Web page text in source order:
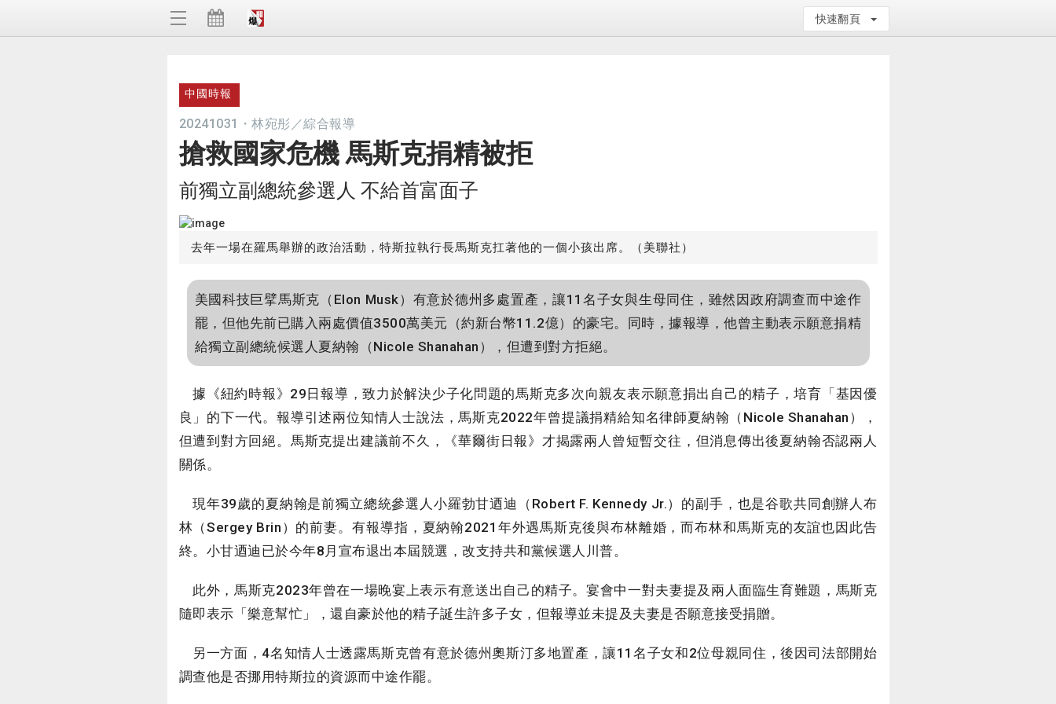
快速翻頁
中國時報
20241031 ・ 林宛彤／綜合報導
搶救國家危機 馬斯克捐精被拒
前獨立副總統參選人 不給首富面子
去年一場在羅馬舉辦的政治活動，特斯拉執行長馬斯克扛著他的一個小孩出席。（美聯社）
美國科技巨擘馬斯克（Elon Musk）有意於德州多處置產，讓11名子女與生母同住，雖然因政府調查而中途作
罷，但他先前已購入兩處價值3500萬美元（約新台幣11.2億）的豪宅。同時，據報導，他曾主動表示願意捐精
給獨立副總統候選人夏納翰（Nicole Shanahan），但遭到對方拒絕。
據《紐約時報》29日報導，致力於解決少子化問題的馬斯克多次向親友表示願意捐出自己的精子，培育「基因優
良」的下一代。報導引述兩位知情人士說法，馬斯克2022年曾提議捐精給知名律師夏納翰（Nicole Shanahan），
但遭到對方回絕。馬斯克提出建議前不久，《華爾街日報》才揭露兩人曾短暫交往，但消息傳出後夏納翰否認兩人
關係。
現年39歲的夏納翰是前獨立總統參選人小羅勃甘迺迪（Robert F. Kennedy Jr.）的副手，也是谷歌共同創辦人布
林（Sergey Brin）的前妻。有報導指，夏納翰2021年外遇馬斯克後與布林離婚，而布林和馬斯克的友誼也因此告
終。小甘迺迪已於今年8月宣布退出本屆競選，改支持共和黨候選人川普。
此外，馬斯克2023年曾在一場晚宴上表示有意送出自己的精子。宴會中一對夫妻提及兩人面臨生育難題，馬斯克
隨即表示「樂意幫忙」，還自豪於他的精子誕生許多子女，但報導並未提及夫妻是否願意接受捐贈。
另一方面，4名知情人士透露馬斯克曾有意於德州奧斯汀多地置產，讓11名子女和2位母親同住，後因司法部開始
調查他是否挪用特斯拉的資源而中途作罷。